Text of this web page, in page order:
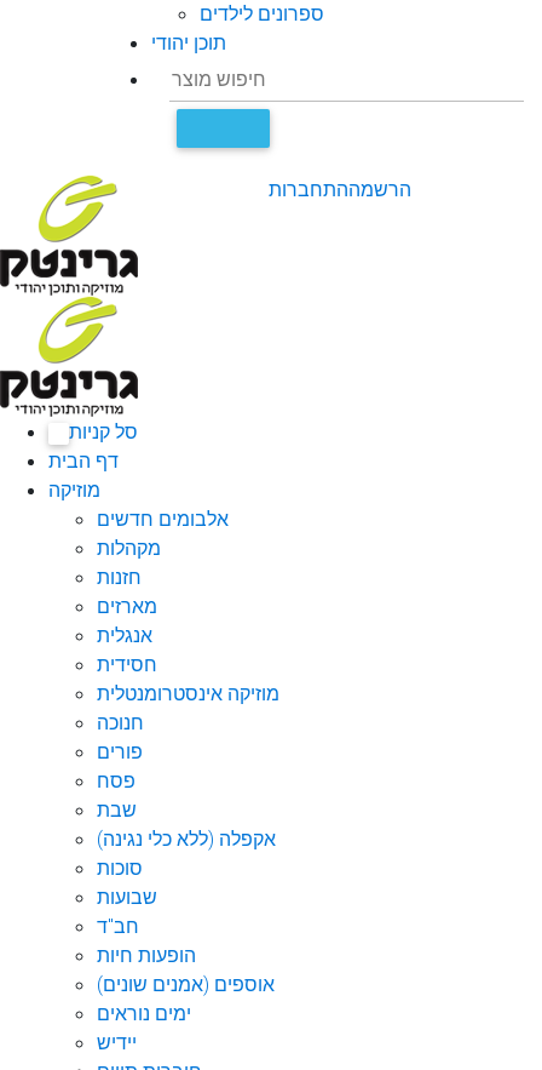
ספרונים לילדים
תוכן יהודי
התחברותהרשמה
סל קניות
דף הבית
מוזיקה
אלבומים חדשים
מקהלות
חזנות
מארזים
אנגלית
חסידית
מוזיקה אינסטרומנטלית
חנוכה
פורים
פסח
שבת
אקפלה (ללא כלי נגינה)
סוכות
שבועות
חב"ד
הופעות חיות
אוספים (אמנים שונים)
ימים נוראים
יידיש